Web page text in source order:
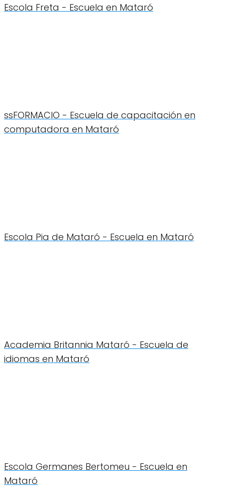
Escola Freta - Escuela en Mataró
ssFORMACIO - Escuela de capacitación en
computadora en Mataró
Escola Pia de Mataró - Escuela en Mataró
Academia Britannia Mataró - Escuela de
idiomas en Mataró
Escola Germanes Bertomeu - Escuela en
Mataró